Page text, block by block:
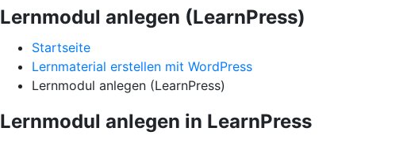
Lernmodul anlegen (LearnPress)
Startseite
Lernmaterial erstellen mit WordPress
Lernmodul anlegen (LearnPress)
Lernmodul anlegen in LearnPress